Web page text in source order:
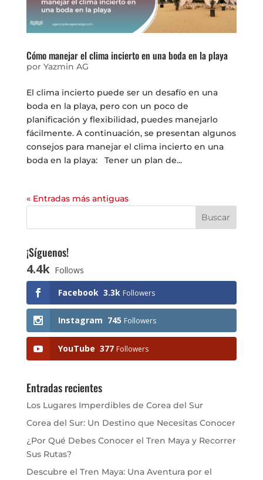
Cómo manejar el clima incierto en una boda en la playa
por Yazmin AG
El clima incierto puede ser un desafío en una
boda en la playa, pero con un poco de
planificación y flexibilidad, puedes manejarlo
fácilmente. A continuación, se presentan algunos
consejos para manejar el clima incierto en una
boda en la playa: Tener un plan de...
« Entradas más antiguas
¡Síguenos!
4.4k Follows
Facebook 3.3k Followers
Instagram 745 Followers
YouTube 377 Followers
Entradas recientes
Los Lugares Imperdibles de Corea del Sur
Corea del Sur: Un Destino que Necesitas Conocer
¿Por Qué Debes Conocer el Tren Maya y Recorrer
Sus Rutas?
Descubre el Tren Maya: Una Aventura por el